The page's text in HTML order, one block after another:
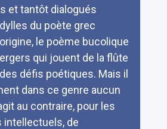
et tantôt dialogués
du poète grec
le poème bucolique
qui jouent de la flûte
défis poétiques. Mais il
dans ce genre aucun
au contraire, pour les
intellectuels, de